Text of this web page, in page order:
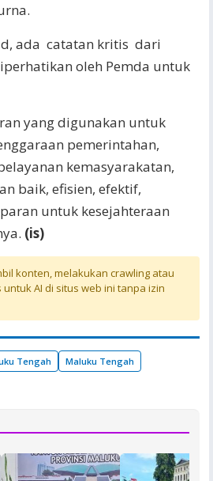
ada catatan kritis dari
oleh Pemda untuk
yang digunakan untuk
pemerintahan,
kemasyarakatan,
baik, efisien, efektif,
untuk kesejahteraan
(is)
konten, melakukan crawling atau
AI di situs web ini tanpa izin
Tengah
Maluku Tengah